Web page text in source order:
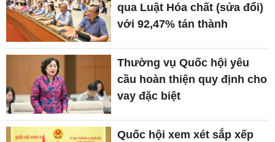
qua Luật Hóa chất (sửa đổi)
với 92,47% tán thành
Thường vụ Quốc hội yêu
cầu hoàn thiện quy định cho
vay đặc biệt
Quốc hội xem xét sắp xếp